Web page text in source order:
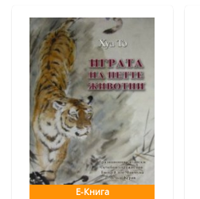
Е-Книга